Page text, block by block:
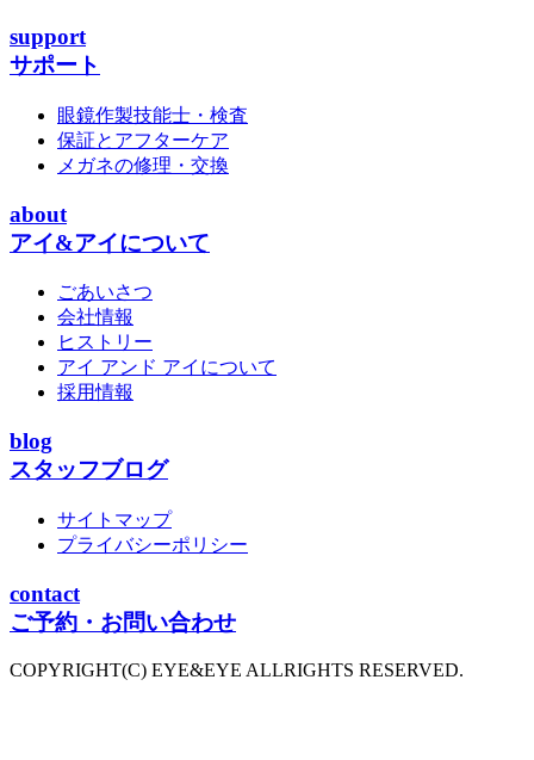
support
サポート
眼鏡作製技能士・検査
保証とアフターケア
メガネの修理・交換
about
アイ&アイについて
ごあいさつ
会社情報
ヒストリー
アイ アンド アイについて
採用情報
blog
スタッフブログ
サイトマップ
プライバシーポリシー
contact
ご予約・お問い合わせ
COPYRIGHT(C) EYE&EYE ALLRIGHTS RESERVED.